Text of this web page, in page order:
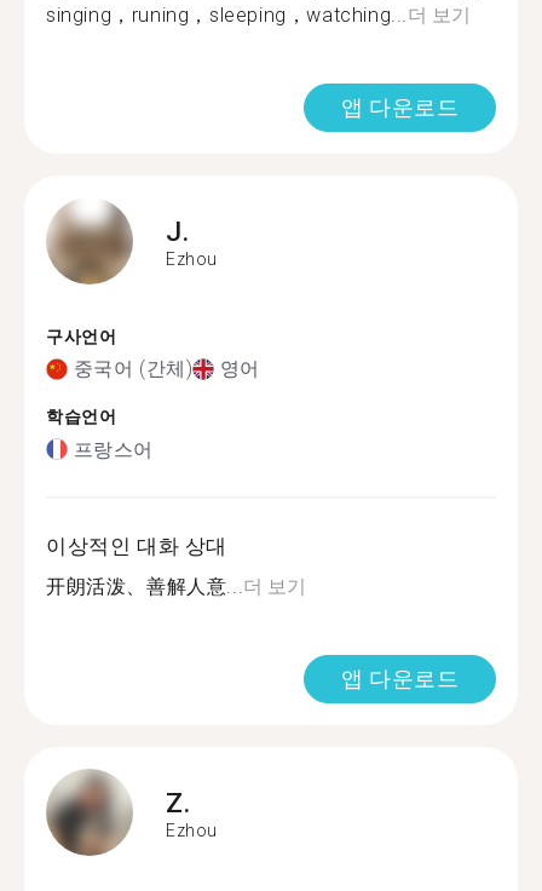
singing，runing，sleeping，watching... 더 보기
앱 다운로드
J.
Ezhou
구사언어
중국어 (간체) 영어
학습언어
프랑스어
이상적인 대화 상대
开朗活泼、善解人意... 더 보기
앱 다운로드
Z.
Ezhou